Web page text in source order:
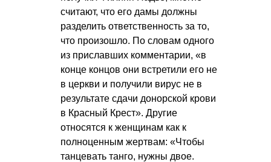
считают, что его дамы должны
разделить ответственность за то,
что произошло. По словам одного
из приславших комментарии, «в
конце концов они встретили его не
в церкви и получили вирус не в
результате сдачи донорской крови
в Красный Крест». Другие
относятся к женщинам как к
полноценным жертвам: «Чтобы
танцевать танго, нужны двое.